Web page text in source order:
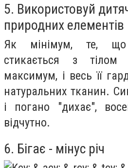
5. Використовуй
природних елементів
Як мінімум, те, що
стикається з
максимум, і весь її
натуральних тканин.
і погано "дихає",
відчутно.
6. Бігає - мінус річ